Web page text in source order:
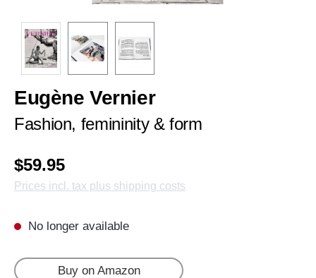
Eugène Vernier
Fashion, femininity & form
$59.95
Prices incl. tax plus shipping costs
No longer available
Buy on Amazon